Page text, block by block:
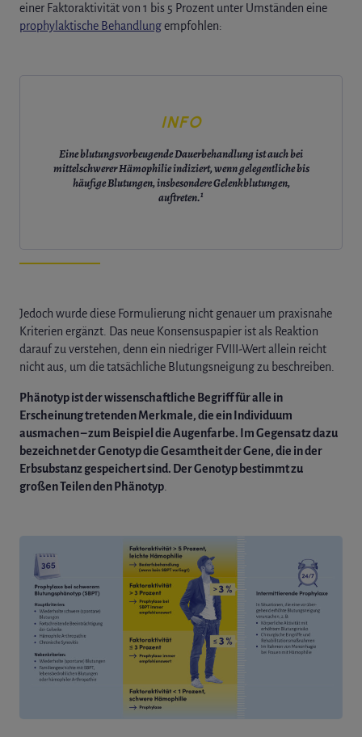
einer Faktoraktivität von 1 bis 5 Prozent unter Umständen eine
prophylaktische Behandlungempfohlen:
INFO
Eine blutungsvorbeugende Dauerbehandlung ist auch bei
mittelschwerer Hämophilie indiziert, wenn gelegentliche bis
häufige Blutungen, insbesondere Gelenkblutungen,
auftreten.1
Jedoch wurde diese Formulierung nicht genauer um praxisnahe
Kriterien ergänzt. Das neue Konsensuspapier ist als Reaktion
darauf zu verstehen, denn ein niedriger FVIII-Wert ​allein​ reicht
nicht aus, um die tatsächliche Blutungs​neigung​ zu beschreiben.
Phänotyp ist der wissenschaftliche Begriff für alle in
Erscheinung tretenden Merkmale, die ein Individuum
ausmachen – zum Beispiel die Augenfarbe. Im Gegensatz dazu
bezeichnet der Genotyp die Gesamtheit der Gene, die in der
Erbsubstanz gespeichert sind. Der Genotyp bestimmt zu
großen Teilen den Phänotyp.